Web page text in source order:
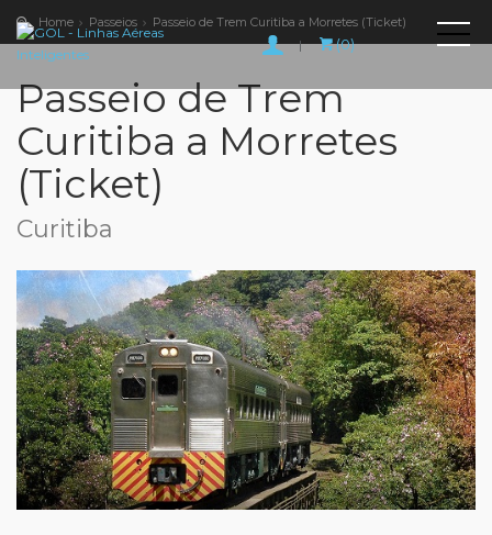
| (0)
Home Passeios Passeio de Trem Curitiba a Morretes (Ticket)
Passeio de Trem
Curitiba a Morretes
(Ticket)
Curitiba